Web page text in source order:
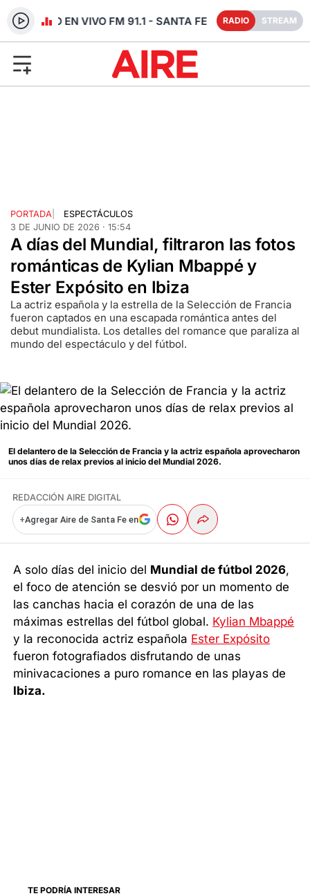
RADIO EN VIVO FM 91.1 - SANTA FE RADIO STREAM
PORTADA
ESPECTÁCULOS
3 DE JUNIO DE 2026 · 15:54
A días del Mundial, filtraron las fotos
románticas de Kylian Mbappé y
Ester Expósito en Ibiza
La actriz española y la estrella de la Selección de Francia
fueron captados en una escapada romántica antes del
debut mundialista. Los detalles del romance que paraliza al
mundo del espectáculo y del fútbol.
El delantero de la Selección de Francia y la actriz española aprovecharon
unos días de relax previos al inicio del Mundial 2026.
REDACCIÓN AIRE DIGITAL
+Agregar Aire de Santa Fe en
A solo días del inicio del Mundial de fútbol 2026,
el foco de atención se desvió por un momento de
las canchas hacia el corazón de una de las
máximas estrellas del fútbol global. Kylian Mbappé
y la reconocida actriz española Ester Expósito
fueron fotografiados disfrutando de unas
minivacaciones a puro romance en las playas de
Ibiza.
TE PODRÍA INTERESAR